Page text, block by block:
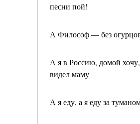
песни пой!
А Философ — без
А я в Россию, домой
видел маму
А я еду, а я еду за